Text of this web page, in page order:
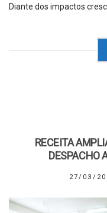
Diante dos impactos
RECEITA
DESPACHO
27/03/